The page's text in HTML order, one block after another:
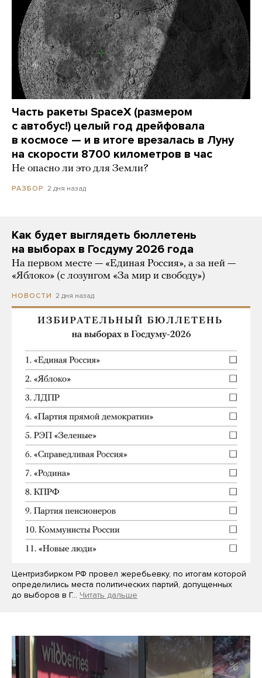
Часть ракеты SpaceX (размером
с автобус!) целый год дрейфовала
в космосе — и в итоге врезалась в Луну
на скорости 8700 километров в час
Не опасно ли это для Земли?
РАЗБОР 2 дня назад
Как будет выглядеть бюллетень
на выборах в Госдуму 2026 года
На первом месте — «Единая Россия», а за ней —
«Яблоко» (с лозунгом «За мир и свободу»)
НОВОСТИ 2 дня назад
Центризбирком РФ провел жеребьевку, по итогам которой
определились места политических партий, допущенных
до выборов в Г… Читать дальше